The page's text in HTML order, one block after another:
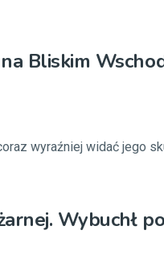
Bliskim
wyraźniej widać jego
Wybuchł